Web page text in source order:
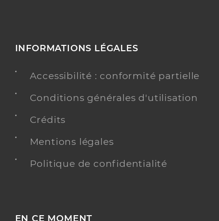
INFORMATIONS LÉGALES
Accessibilité : conformité partielle
Conditions générales d'utilisation
Crédits
Mentions légales
Politique de confidentialité
EN CE MOMENT